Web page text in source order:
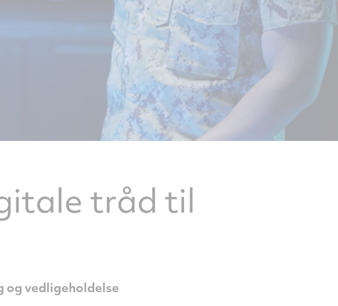
tråd til
vedligeholdelse